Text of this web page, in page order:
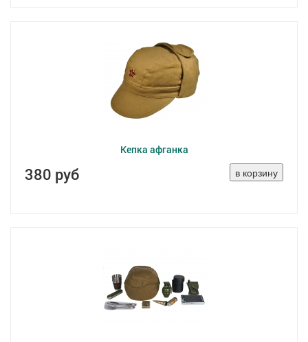
Кепка афганка
380 руб